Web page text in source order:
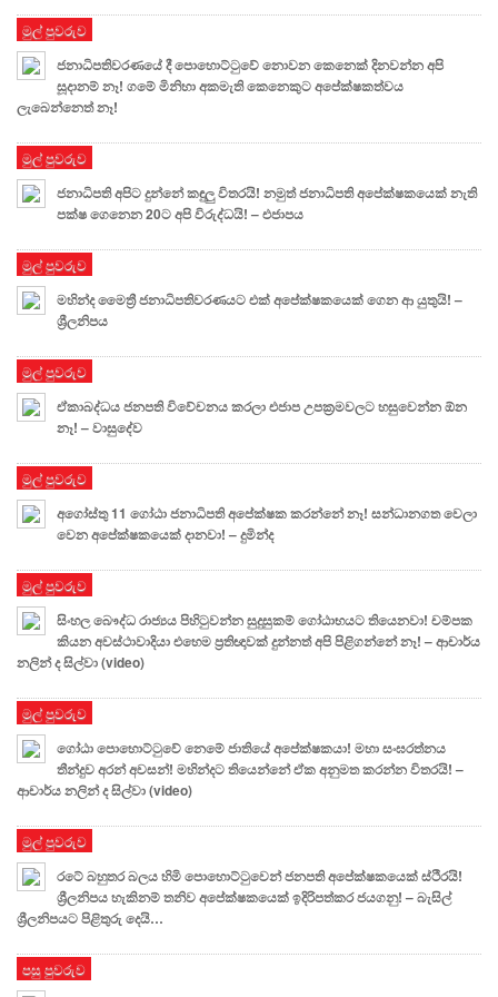
මුල් පුවරුව
ජනාධිපතිවරණයේ දී පොහොට්ටුවේ නොවන කෙනෙක් දිනවන්න අපි
සූදානම් නෑ! ගමේ මිනිහා අකමැති කෙනෙකුට අපේක්ෂකත්වය
ලැබෙන්නෙත් නෑ!
මුල් පුවරුව
ජනාධිපති අපිට දුන්නේ කඳුලු විතරයි! නමුත් ජනාධිපති අපේක්ෂකයෙක් නැති
පක්ෂ ගෙනෙන 20ට අපි විරුද්ධයි! – එජාපය
මුල් පුවරුව
මහින්ද මෛත්‍රී ජනාධිපතිවරණයට එක් අපේක්ෂකයෙක් ගෙන ආ යුතුයි! –
ශ්‍රීලනිපය
මුල් පුවරුව
ඒකාබද්ධය ජනපති විවේචනය කරලා එජාප උපක්‍රමවලට හසුවෙන්න ඕන
නෑ! – වාසුදේව
මුල් පුවරුව
අගෝස්තු 11 ගෝඨා ජනාධිපති අපේක්ෂක කරන්නේ නෑ! සන්ධානගත වෙලා
වෙන අපේක්ෂකයෙක් දානවා! – දුමින්ද
මුල් පුවරුව
සිංහල බෞද්ධ රාජ්‍යය පිහිටුවන්න සුදුසුකම් ගෝඨාභයට තියෙනවා! චම්පක
කියන අවස්ථාවාදියා එහෙම ප්‍රතිඥාවක් දුන්නත් අපි පිළිගන්නේ නෑ! – ආචාර්ය
නලින් ද සිල්වා (video)
මුල් පුවරුව
ගෝඨා පොහොට්ටුවේ නෙමේ ජාතියේ අපේක්ෂකයා! මහා සංඝරත්නය
තීන්දුව අරන් අවසන්! මහින්දට තියෙන්නේ ඒක අනුමත කරන්න විතරයි! –
ආචාර්ය නලින් ද සිල්වා (video)
මුල් පුවරුව
රටේ බහුතර බලය හිමි පොහොට්ටුවෙන් ජනපති අපේක්ෂකයෙක් ස්ථිරයි!
ශ්‍රීලනිපය හැකිනම් තනිව අපේක්ෂකයෙක් ඉදිරිපත්කර ජයගනු! – බැසිල්
ශ්‍රීලනිපයට පිළිතුරු දෙයි…
පසු පුවරුව